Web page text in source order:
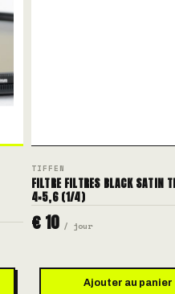
TIFFEN
FILTRE FILTRES BLACK SATIN
4×5,6 (1/4)
€ 10 / jour
Ajouter au panier